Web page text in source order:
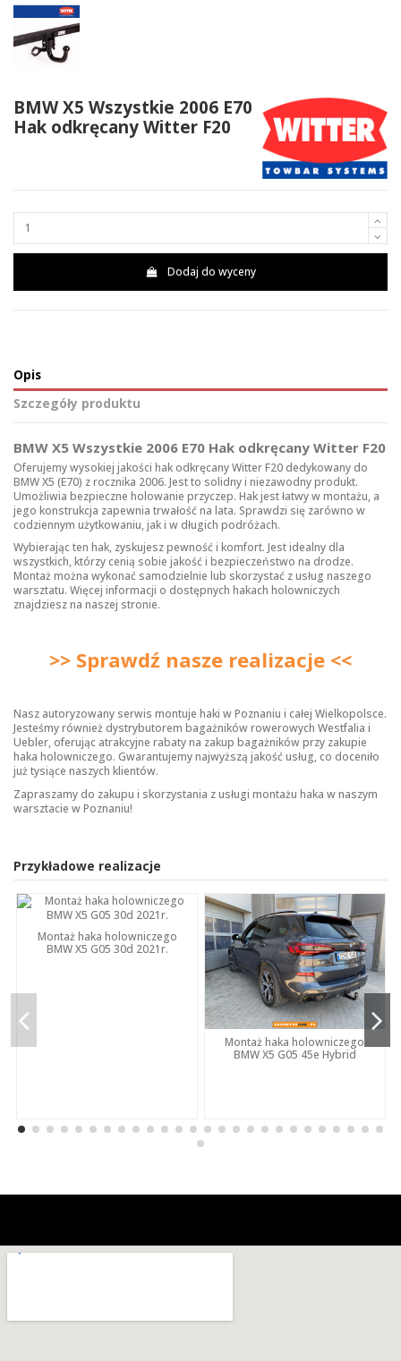
BMW X5 Wszystkie 2006 E70
Hak odkręcany Witter F20
Dodaj do wyceny
Opis
Szczegóły produktu
BMW X5 Wszystkie 2006 E70 Hak odkręcany Witter F20
Oferujemy wysokiej jakości hak odkręcany Witter F20 dedykowany do
BMW X5 (E70) z rocznika 2006. Jest to solidny i niezawodny produkt.
Umożliwia bezpieczne holowanie przyczep. Hak jest łatwy w montażu, a
jego konstrukcja zapewnia trwałość na lata. Sprawdzi się zarówno w
codziennym użytkowaniu, jak i w długich podróżach.
Wybierając ten hak, zyskujesz pewność i komfort. Jest idealny dla
wszystkich, którzy cenią sobie jakość i bezpieczeństwo na drodze.
Montaż można wykonać samodzielnie lub skorzystać z usług naszego
warsztatu. Więcej informacji o dostępnych hakach holowniczych
znajdziesz na naszej stronie.
>> Sprawdź nasze realizacje <<
Nasz autoryzowany serwis montuje haki w Poznaniu i całej Wielkopolsce.
Jesteśmy również dystrybutorem bagażników rowerowych Westfalia i
Uebler, oferując atrakcyjne rabaty na zakup bagażników przy zakupie
haka holowniczego. Gwarantujemy najwyższą jakość usług, co doceniło
już tysiące naszych klientów.
Zapraszamy do zakupu i skorzystania z usługi montażu haka w naszym
warsztacie w Poznaniu!
Przykładowe realizacje
Montaż haka holowniczego
BMW X5 G05 30d 2021r.
Montaż haka holowniczego
BMW X5 G05 45e Hybrid